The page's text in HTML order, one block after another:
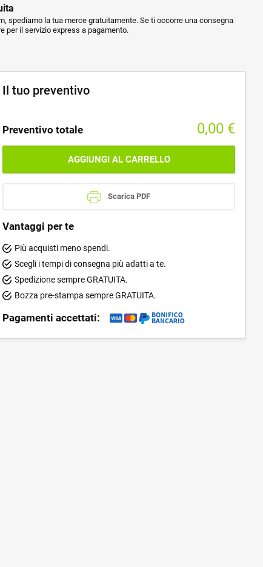
spediamo la tua merce gratuitamente. Se ti occorre una consegna
per il servizio express a pagamento.
Il tuo preventivo
Preventivo totale 0,00 €
AGGIUNGI AL CARRELLO
Scarica PDF
Vantaggi per te
Più acquisti meno spendi.
Scegli i tempi di consegna più adatti a te.
Spedizione sempre GRATUITA.
Bozza pre-stampa sempre GRATUITA.
Pagamenti accettati: